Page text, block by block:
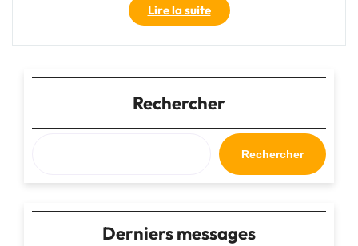
Lire la suite"Exploration
Sauvage
:
Défis
du
Trekking
en
Terre
Inconnue"
Rechercher
Rechercher
Derniers messages